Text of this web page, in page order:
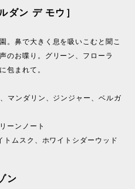
ン デ モウ］
。鼻で大きく息を吸いこむと聞こ
のお喋り。グリーン、フローラ
包まれて。
マンダリン、ジンジャー、ベルガ
ーンノート
ムスク、ホワイトシダーウッド
ン